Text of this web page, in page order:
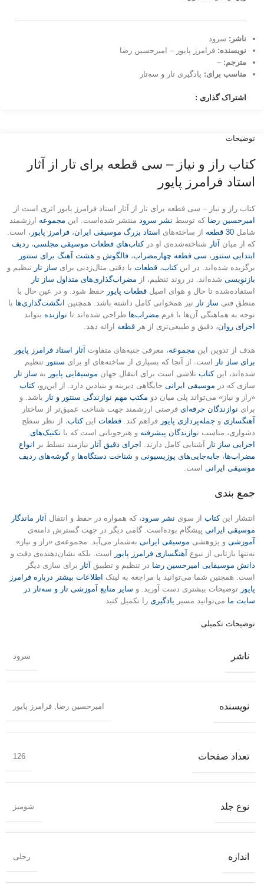
ناشر: سرود
نویسنده: فرامرز پایور – امیرحسین رضا
مترجم: –
مناسب برای: یادگیری تار و سه‌تار
اشتراک گذاری :
توضیحات
کتاب راز و نیاز – سی قطعه برای تار از آثار
استاد فرامرز پایور
کتاب راز و نیاز – سی قطعه برای تار از آثار استاد فرامرز پایور اثری است از
امیرحسین رضا که توسط نشر سرود منتشر شده‌است. این مجموعه ارزشمند
شامل 30 قطعه از ساخته‌های استاد بزرگ موسیقی ایران، فرامرز پایور ، است.
که از میان آثار شناخته‌شده‌ی او درکتاب‌های قطعات موسیقی مجلسی، ردیف
ابتدایی سنتور ، سی قطعه چهارمضراب، فالگوش و هشت آهنگ برای سنتور
برگزیده شده‌اند. در اینکتاب، قطعات با دقتی مثال‌زدنی برای ساز تار تنظیم و
بازنویسی شده‌اند. در روند تنظیم، از مضراب‌گذاری‌های متداول ساز تار
استفاده‌شده تا حال و هوای اصیل قطعات پایور حفظ شود. و در عین حال با
منطق فنی ساز تار نیز همخوانی کامل داشته باشد. همچنین انگشت‌گذاری‌ها با
توجه به هماهنگی آن‌ها با فرم مضراب‌ها طراحی شده‌اند تا نوازنده بتواند
اجرای روان، دقیق و طبیعی‌تری از هر قطعه ارائه دهد.
هدف از تدوین این مجموعه، معرفی جنبه‌های متفاوت آثار استاد فرامرز پایور
برای ساز تار است. از آنجا که بسیاری از ساخته‌های او برای سنتور تنظیم
شده‌اند، اینکتاب تلاشی است برای انتقال جهان موسیقایی پایور به ساز تار
سازی که در موسیقی ایرانی جایگاهی دیرینه و بنیادین دارد. از این‌رو،کتاب
«راز و نیاز» می‌تواند پلی میان دو مکتب مهم نوازندگی سنتور و تار باشد. و
برای نوازندگان حرفه‌ای فرصتی ارزشمند جهت شناخت عمیق‌تر از ساختار
آهنگسازی و جمله‌پردازی پایور فراهم کند. قطعات اینکتاب، از نظر سطح
دشواری، مناسب نوازندگان پیشرفته و هنرجویانی است که با تکنیک‌های
اجرایی ساز تار آشنایی کامل دارند. اجرای دقیق آثار نیازمند تسلط بر انواع
مضراب‌ها، جابه‌جایی‌های پوزیسیونی و شناخت دستگاه‌ها وگوشه‌های ردیف
موسیقی ایرانی است.
جمع بندی
انتشار اینکتاب از سوی نشر سرود ، که همواره در حفظ و انتقال آثار ماندگار
موسیقی ایرانی پیشگام بوده‌است. گامی دیگر در جهت گسترش دامنه‌ی
آموزشی و پژوهشی موسیقی ایرانی به‌شمار می‌آید. مجموعه‌ی «راز و نیاز»
نه‌تنها بازتابی از نبوغ آهنگسازی فرامرز پایور است. بلکه نشان‌دهنده‌ی دقت و
دانش موسیقایی امیرحسین رضا در تنظیم و تطبیق آثار برای سازی دیگر
است. همچنین شما می‌توانید با مراجعه به لینک اطلاعات بیشتر درباره فرامرز
پایور توضیحات بیشتری دست آورید. و سایر منابع آموزشی تار و سه‌تار در
سایت ما می‌توانید مسیر یادگیری را تکمیل کنید.
توضیحات تکمیلی
ناشر سرود
نویسنده امیرحسین رضا, فرامرز پایور
تعداد صفحات 126
نوع جلد شومیز
اندازه رحلی